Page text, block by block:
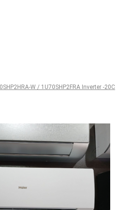
W / 1U70SHP2FRA Inverter -20C